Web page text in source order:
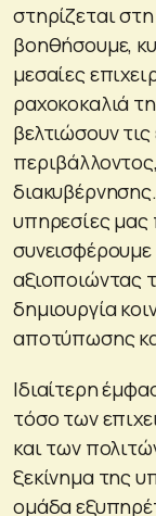
στηρίζεται
βοηθήσουμε,
μεσαίες
ραχοκοκαλιά
βελτιώσουν
υπηρεσίες μας
αξιοποιώντας
δημιουργία
αποτύπωσης
Ιδιαίτερη
τόσο των
και των
ξεκίνημα της
ομάδα